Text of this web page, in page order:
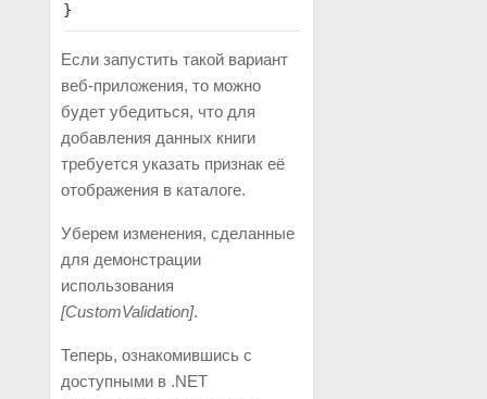
}
Если запустить такой вариант
веб-приложения, то можно
будет убедиться, что для
добавления данных книги
требуется указать признак её
отображения в каталоге.
Уберем изменения, сделанные
для демонстрации
использования
[CustomValidation].
Теперь, ознакомившись с
доступными в .NET